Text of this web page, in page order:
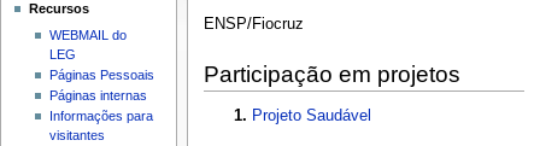
ENSP/Fiocruz
Participação em projetos
Projeto Saudável
Recursos
WEBMAIL do
LEG
Páginas Pessoais
Páginas internas
Informações para
visitantes